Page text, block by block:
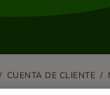
CUENTA DE CLIENTE